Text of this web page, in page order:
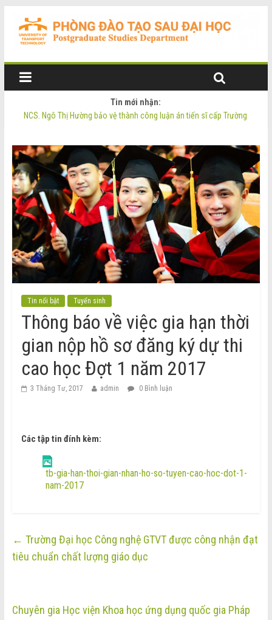
Tin mới nhận:
NCS. Ngô Thị Hường bảo vệ thành công luận án tiến sĩ cấp Trường
Thông tin luận án tiến sĩ của NCS. Ngô Thị Hường
NCS. Phạm Thị Oanh bảo vệ thành công luận án tiến sĩ cấp Trường
Tin nổi bật Tuyển sinh
Thông báo về việc gia hạn thời
gian nộp hồ sơ đăng ký dự thi
cao học Đợt 1 năm 2017
3 Tháng Tư, 2017 admin 0 Bình luận
Các tập tin đính kèm:
tb-gia-han-thoi-gian-nhan-ho-so-tuyen-cao-hoc-dot-1-
nam-2017
← Trường Đại học Công nghệ GTVT được công nhận đạt
tiêu chuẩn chất lượng giáo dục
Chuyên gia Học viện Khoa học ứng dụng quốc gia Pháp